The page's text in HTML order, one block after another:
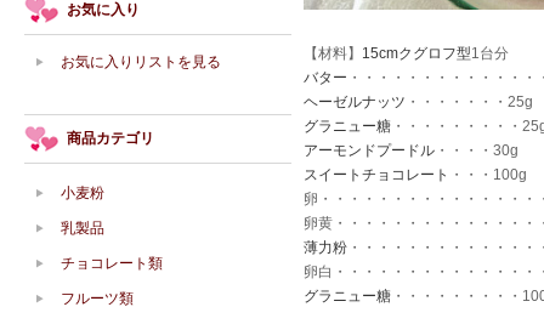
【材料】 15cmクグロフ型1台分
バター ・・・・・・・・・・・・・
ヘーゼルナッツ ・・・・・・・25g
グラニュー糖 ・・・・・・・・・
アーモンドプードル ・・・・30g
スイートチョコレート ・・・100g
卵・・・・・・・・・・・・・・・
卵黄・・・・・・・・・・・・・・
薄力粉 ・・・・・・・・・・・・・
卵白・・・・・・・・・・・・・・
グラニュー糖 ・・・・・・・・・
お気に入り
お気に入りリストを見る
商品カテゴリ
小麦粉
乳製品
チョコレート類
フルーツ類